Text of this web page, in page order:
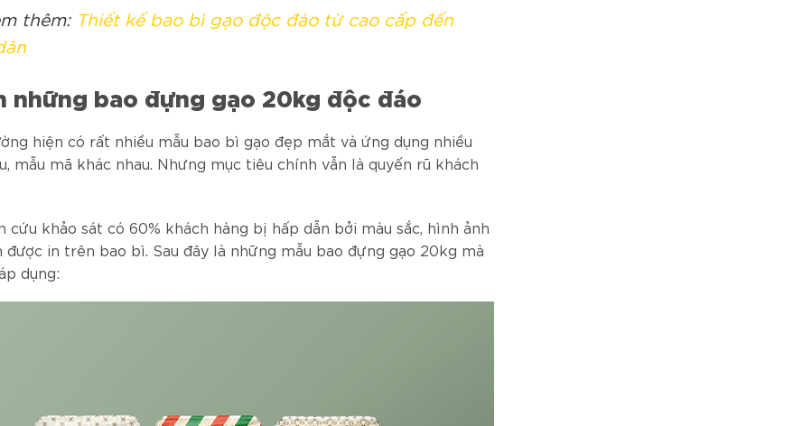
thêm: Thiết kế bao bì gạo độc đáo từ cao cấp đến
những bao đựng gạo 20kg độc đáo
hiện có rất nhiều mẫu bao bì gạo đẹp mắt và ứng dụng nhiều
mẫu mã khác nhau. Nhưng mục tiêu chính vẫn là quyến rũ khách
cứu khảo sát có 60% khách hàng bị hấp dẫn bởi màu sắc, hình ảnh
in trên bao bì. Sau đây là những mẫu bao đựng gạo 20kg mà
dụng: